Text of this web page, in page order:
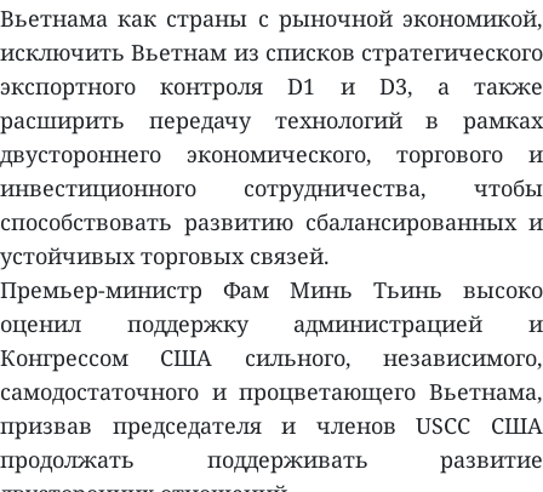
Вьетнама как страны с рыночной экономикой,
исключить Вьетнам из списков стратегического
экспортного контроля D1 и D3, а также
расширить передачу технологий в рамках
двустороннего экономического, торгового и
инвестиционного сотрудничества, чтобы
способствовать развитию сбалансированных и
устойчивых торговых связей.
Премьер-министр Фам Минь Тьинь высоко
оценил поддержку администрацией и
Конгрессом США сильного, независимого,
самодостаточного и процветающего Вьетнама,
призвав председателя и членов USCC США
продолжать поддерживать развитие